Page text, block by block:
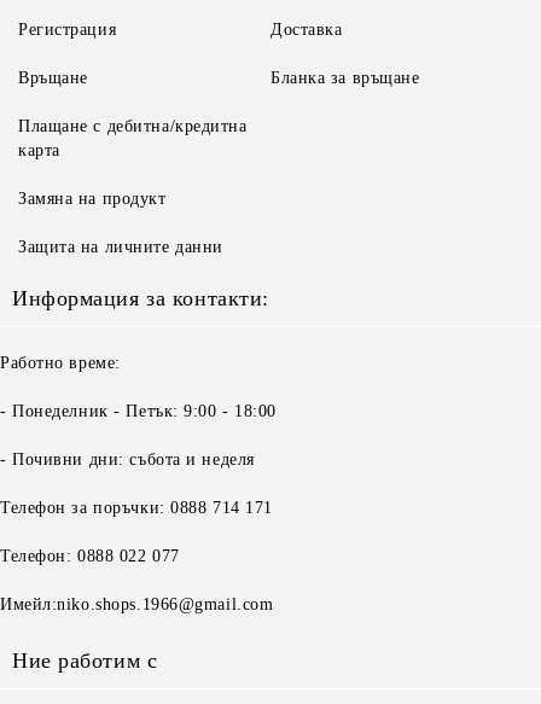
Регистрация Доставка
Връщане
Плащане с дебитна/кредитна
карта
Замяна на продукт
Защита на личните данни
Бланка за връщане
Информация за контакти:
Работно време:
- Понеделник - Петък: 9:00 - 18:00
- Почивни дни: събота и неделя
Телефон за поръчки: 0888 714 171
Телефон: 0888 022 077
Имейл:niko.shops.1966@gmail.com
Ние работим с